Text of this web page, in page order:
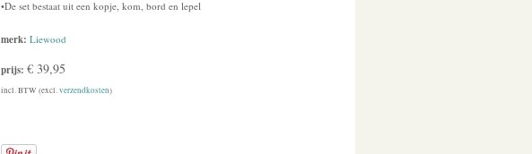
•De set bestaat uit een kopje, kom, bord en lepel
merk: Liewood
prijs: € 39,95
incl. BTW (excl.verzendkosten)